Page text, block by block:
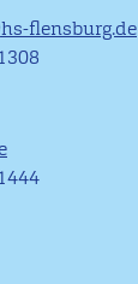
flensburg.de